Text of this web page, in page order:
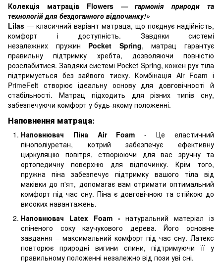
Колекція матраців Flowers — гармонія природи та
технологій для бездоганного відпочинку!»
Lilas — класичний варіант матраца, що поєднує надійність,
комфорт і доступність. Завдяки системі
незалежних пружин Pocket Spring, матрац гарантує
правильну підтримку хребта, дозволяючи повністю
розслабитися. Завдяки системі Pocket Spring, кожен рух тіла
підтримується без зайвого тиску. Комбінація Air Foam і
PrimeFelt створює ідеальну основу для довговічності й
стабільності. Матрац підходить для різних типів сну,
забезпечуючи комфорт у будь-якому положенні.
Наповнення матраца:
Наповнювач Піна Air Foam - Це еластичний
пінополіуретан, котрий забезпечує ефективну
циркуляцію повітря, створюючи для вас зручну та
ортопедичну поверхню для відпочинку. Крім того,
пружна піна забезпечує підтримку вашого тіла від
маківки до п'ят, допомагає вам отримати оптимальний
комфорт під час сну. Піна є довговічною та стійкою до
високих навантажень.
Наповнювач Latex Foam -натуральний матеріал із
спіненого соку каучукового дерева. Його основне
завдання – максимальний комфорт під час сну. Латекс
повторює природні вигини спини, підтримуючи її у
правильному положенні незалежно від пози уві сні.